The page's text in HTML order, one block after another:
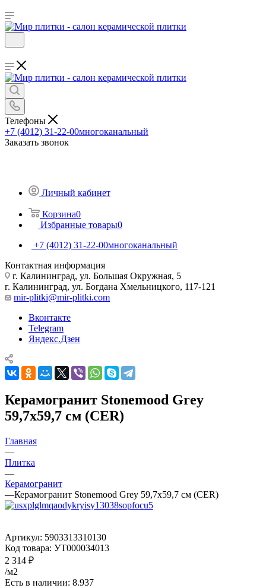
Телефоны
+7 (4012) 31-22-00многоканальный
Заказать звонок
Личный кабинет
Корзина0
Избранные товары0
+7 (4012) 31-22-00многоканальный
Контактная информация
г. Калининград, ул. Большая Окружная, 5
г. Калининград, ул. Богдана Хмельницкого, 117-121
mir-plitki@mir-plitki.com
Вконтакте
Telegram
Яндекс.Дзен
Керамогранит Stonemood Grey
59,7x59,7 см (CER)
Главная
—
Плитка
—
Керамогранит
—Керамогранит Stonemood Grey 59,7x59,7 см (CER)
Артикул: 5903313310130
Код товара: УТ000034013
2 314 ₽
/м2
Есть в наличии: 8.937